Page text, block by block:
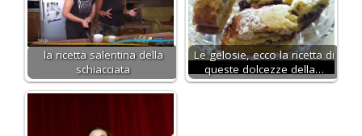
la ricetta salentina della
schiacciata
Le gelosie, ecco la ricetta di
queste dolcezze della…